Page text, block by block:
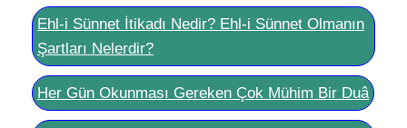
Ehl-i Sünnet İtikadı Nedir? Ehl-i Sünnet Olmanın
Şartları Nelerdir?
Her Gün Okunması Gereken Çok Mühim Bir Duâ